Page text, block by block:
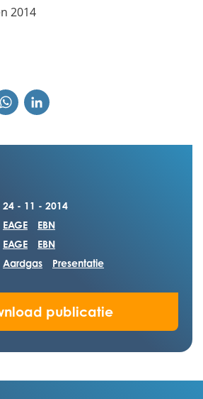
2014
WhatsApp
24 - 11 - 2014
EAGE
EBN
EAGE
EBN
Aardgas Presentatie
publicatie